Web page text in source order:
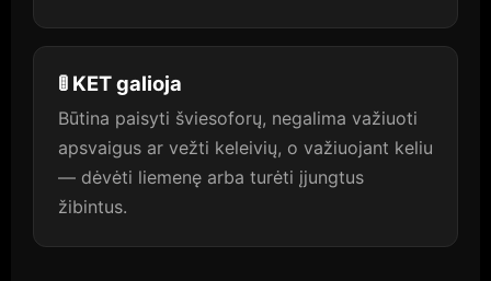
🚦 KET galioja
Būtina paisyti šviesoforų, negalima važiuoti
apsvaigus ar vežti keleivių, o važiuojant keliu
— dėvėti liemenę arba turėti įjungtus
žibintus.